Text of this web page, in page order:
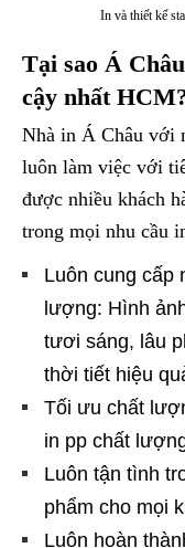
In và thiết kế
Tại sao Á
cậy nhất
Nhà in Á Châu với
luôn làm việc với
được nhiều khách
trong mọi nhu cầu
Luôn cung cấp
lượng: Hình
tươi sáng, lâu
thời tiết hiệu
Tối ưu chất
in pp chất
Luôn tận tình
phẩm cho mọi
Luôn hoàn